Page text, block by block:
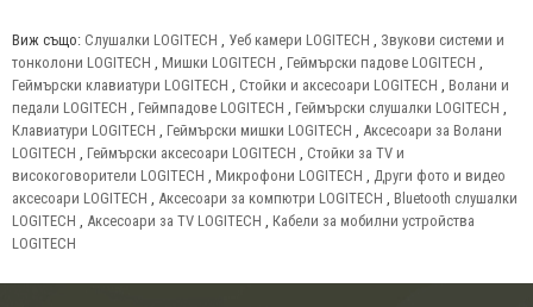
Виж също: Слушалки LOGITECH , Уеб камери LOGITECH , Звукови системи и
тонколони LOGITECH , Мишки LOGITECH , Геймърски падове LOGITECH ,
Геймърски клавиатури LOGITECH , Стойки и аксесоари LOGITECH , Волани и
педали LOGITECH , Геймпадове LOGITECH , Геймърски слушалки LOGITECH ,
Клавиатури LOGITECH , Геймърски мишки LOGITECH , Аксесоари за Волани
LOGITECH , Геймърски аксесоари LOGITECH , Стойки за TV и
високоговорители LOGITECH , Микрофони LOGITECH , Други фото и видео
аксесоари LOGITECH , Аксесоари за компютри LOGITECH , Bluetooth слушалки
LOGITECH , Аксесоари за TV LOGITECH , Кабели за мобилни устройства
LOGITECH